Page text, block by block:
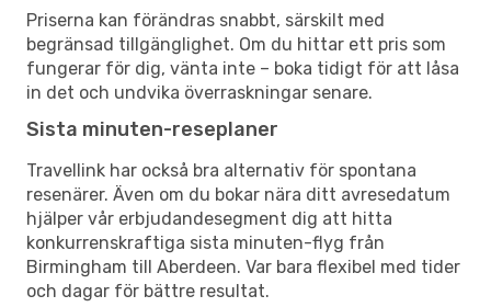
Priserna kan förändras snabbt, särskilt med
begränsad tillgänglighet. Om du hittar ett pris som
fungerar för dig, vänta inte – boka tidigt för att låsa
in det och undvika överraskningar senare.
Sista minuten-reseplaner
Travellink har också bra alternativ för spontana
resenärer. Även om du bokar nära ditt avresedatum
hjälper vår erbjudandesegment dig att hitta
konkurrenskraftiga sista minuten-flyg från
Birmingham till Aberdeen. Var bara flexibel med tider
och dagar för bättre resultat.